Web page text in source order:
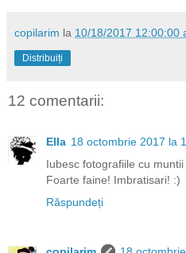
copilarim la 10/18/2017 12:00:00
Distribuiți
12 comentarii:
Ella 18 octombrie 2017 la
Iubesc fotografiile cu
Foarte faine! Imbratisari! :)
Răspundeți